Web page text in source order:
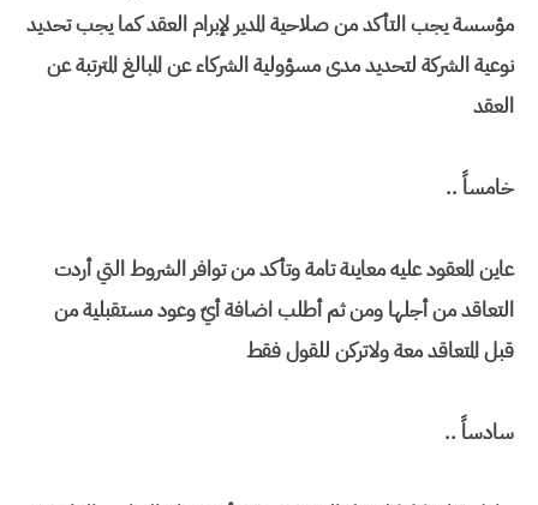
مؤسسة يجب التأكد من صلاحية المدير لإبرام العقد كما يجب تحديد
نوعية الشركة لتحديد مدى مسؤولية الشركاء عن المبالغ المترتبة عن
العقد
خامساً ..
عاين المعقود عليه معاينة تامة وتأكد من توافر الشروط التي أردت
التعاقد من أجلها ومن ثم أطلب اضافة أيّ وعود مستقبلية من
قبل المتعاقد معة ولاتركن للقول فقط
سادساً ..